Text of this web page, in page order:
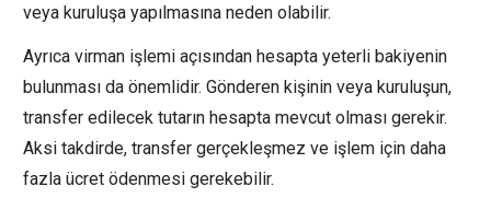
veya kuruluşa yapılmasına neden olabilir.
Ayrıca virman işlemi açısından hesapta yeterli bakiyenin
bulunması da önemlidir. Gönderen kişinin veya kuruluşun,
transfer edilecek tutarın hesapta mevcut olması gerekir.
Aksi takdirde, transfer gerçekleşmez ve işlem için daha
fazla ücret ödenmesi gerekebilir.